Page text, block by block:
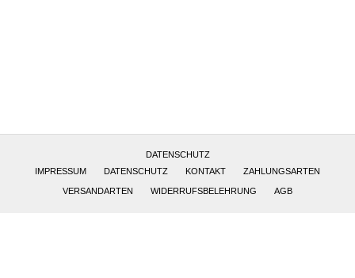
DATENSCHUTZ
IMPRESSUM
DATENSCHUTZ KONTAKT ZAHLUNGSARTEN
VERSANDARTEN WIDERRUFSBELEHRUNG AGB